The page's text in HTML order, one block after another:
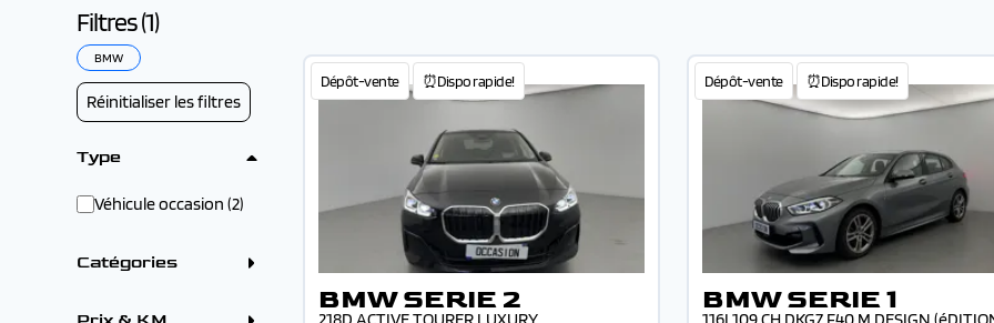
Filtres (1)
BMW
Réinitialiser les filtres
Type
Véhicule occasion (2)
Catégories
Monospace (1)
Dépôt-vente ⏰Dispo rapide!
BMW SERIE 2
Dépôt-vente ⏰Dispo rapide!
BMW SERIE 1